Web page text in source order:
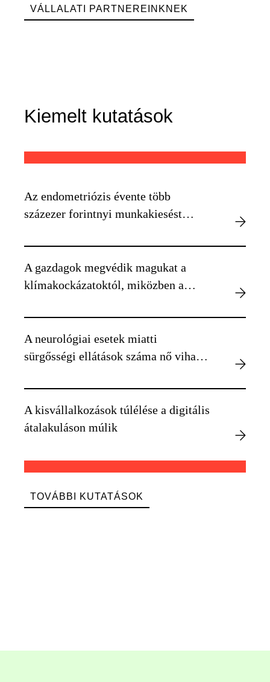
VÁLLALATI PARTNEREINKNEK
Kiemelt kutatások
Az endometriózis évente több
százezer forintnyi munkakiesést
A gazdagok megvédik magukat a
klímakockázatoktól, miközben a
válnak
A neurológiai esetek miatti
sürgősségi ellátások száma nő viharos
A kisvállalkozások túlélése a digitális
átalakuláson múlik
TOVÁBBI KUTATÁSOK